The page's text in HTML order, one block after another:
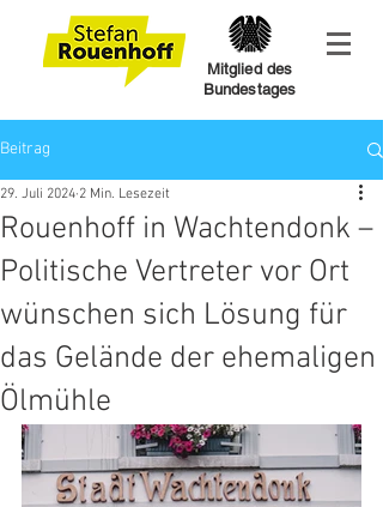
Mitglied des
Bundestages
Beitrag
Rouenhoff in Wachtendonk –
Politische Vertreter vor Ort
wünschen sich Lösung für
das Gelände der ehemaligen
Ölmühle
29. Juli 2024 2 Min. Lesezeit